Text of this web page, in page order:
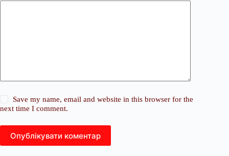
Save my name, email and website in this browser for the
next time I comment.
Опублікувати коментар